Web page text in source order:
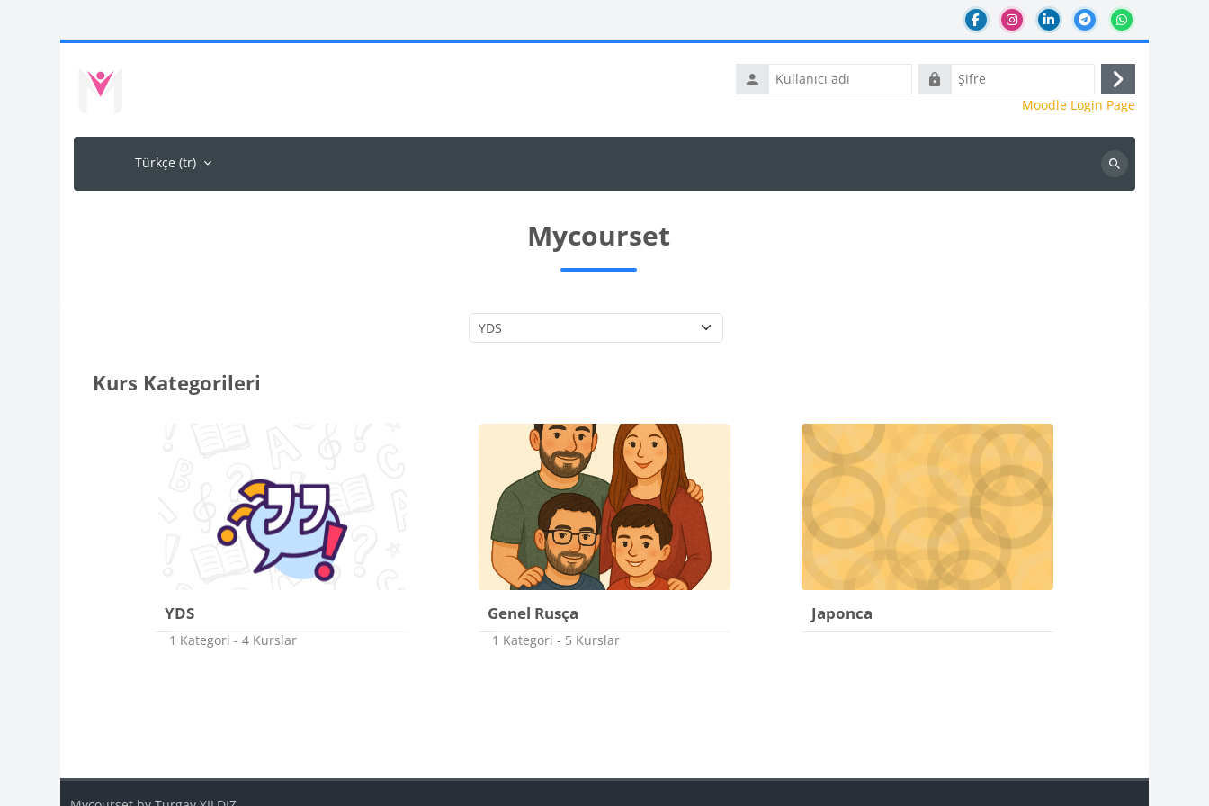
Kullanıcı
adı
Şifre
Giriş
yap
Moodle Login Page
Türkçe ‎(tr)‎
Kursları
ara
Mycourset
Kurs Kategorileri
Kurs Kategorileri
YDS
1 Kategori - 4 Kurslar
Genel Rusça
1 Kategori - 5 Kurslar
Japonca